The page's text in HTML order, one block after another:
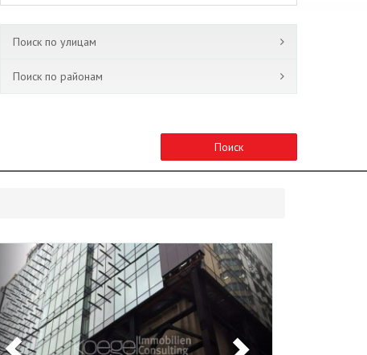
Поиск по улицам
Поиск по районам
Поиск
Previous Next